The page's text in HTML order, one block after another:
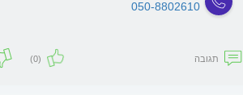
050-8802610
תגובה (0)